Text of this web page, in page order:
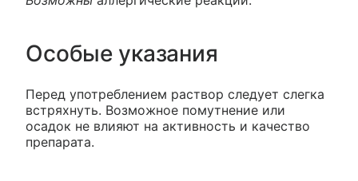
Особые указания
Перед употреблением раствор следует слегка
встряхнуть. Возможное помутнение или
осадок не влияют на активность и качество
препарата.